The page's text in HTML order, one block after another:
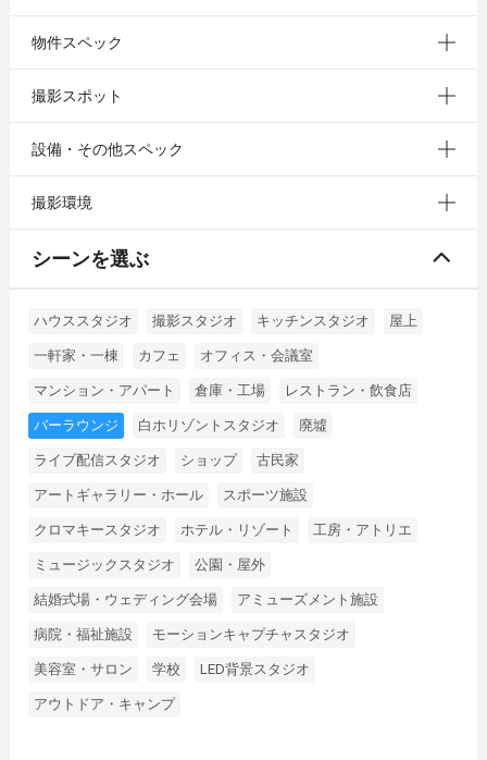
物件スペック
撮影スポット
設備・その他スペック
撮影環境
シーンを選ぶ
ハウススタジオ 撮影スタジオ キッチンスタジオ 屋上
一軒家・一棟 カフェ オフィス・会議室
マンション・アパート 倉庫・工場 レストラン・飲食店
バーラウンジ 白ホリゾントスタジオ 廃墟
ライブ配信スタジオ ショップ 古民家
アートギャラリー・ホール スポーツ施設
クロマキースタジオ ホテル・リゾート 工房・アトリエ
ミュージックスタジオ 公園・屋外
結婚式場・ウェディング会場 アミューズメント施設
病院・福祉施設 モーションキャプチャスタジオ
美容室・サロン 学校 LED背景スタジオ
アウトドア・キャンプ